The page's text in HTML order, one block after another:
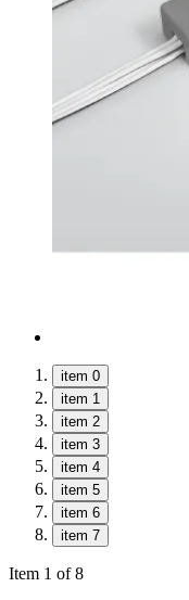
item 0
item 1
item 2
item 3
item 4
item 5
item 6
item 7
Item 1 of 8